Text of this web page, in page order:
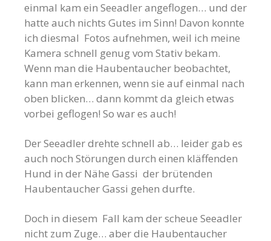
einmal kam ein Seeadler angeflogen… und der
hatte auch nichts Gutes im Sinn! Davon konnte
ich diesmal Fotos aufnehmen, weil ich meine
Kamera schnell genug vom Stativ bekam.
Wenn man die Haubentaucher beobachtet,
kann man erkennen, wenn sie auf einmal nach
oben blicken… dann kommt da gleich etwas
vorbei geflogen! So war es auch!
Der Seeadler drehte schnell ab… leider gab es
auch noch Störungen durch einen kläffenden
Hund in der Nähe Gassi der brütenden
Haubentaucher Gassi gehen durfte.
Doch in diesem Fall kam der scheue Seeadler
nicht zum Zuge… aber die Haubentaucher